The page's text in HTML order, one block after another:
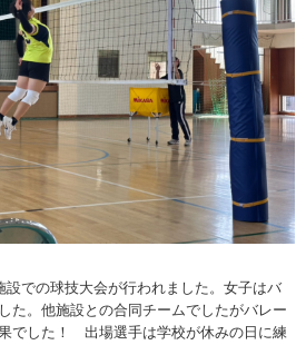
設での球技大会が行われました。女子はバ
た。他施設との合同チームでしたがバレー
でした！ 出場選手は学校が休みの日に練